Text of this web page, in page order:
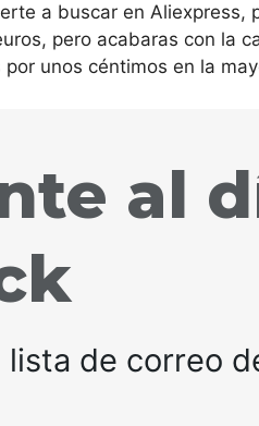
a buscar en Aliexpress,
pero acabaras con la
unos céntimos en la
al
de correo